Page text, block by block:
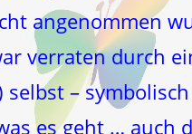
angenommen
verraten durch
selbst –
es geht … auch